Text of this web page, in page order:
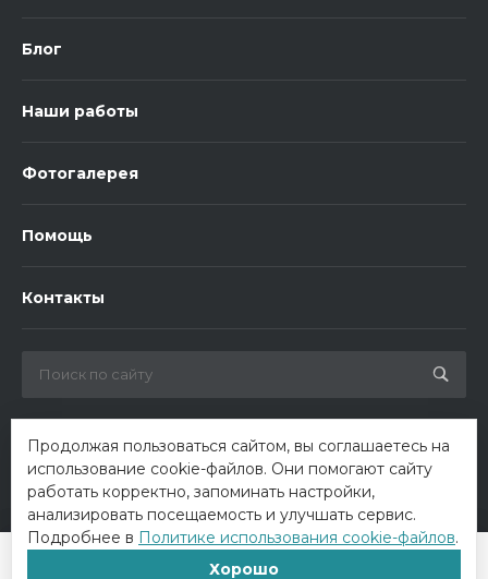
Блог
Наши работы
Фотогалерея
Помощь
Контакты
© 2026 ООО «Биотроника». Все права защищены
Продолжая пользоваться сайтом, вы соглашаетесь на
использование cookie-файлов. Они помогают сайту
работать корректно, запоминать настройки,
анализировать посещаемость и улучшать сервис.
Подробнее в Политике использования cookie-файлов.
Хорошо